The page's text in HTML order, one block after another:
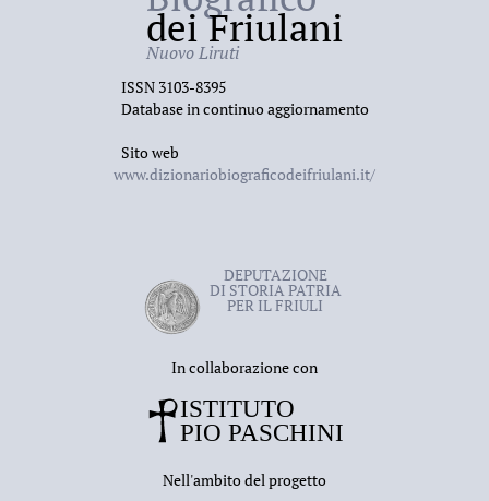
dei Friulani
Nuovo Liruti
ISSN 3103-8395
Database in continuo aggiornamento
Sito web
www.dizionariobiograficodeifriulani.it/
DEPUTAZIONE
DI STORIA PATRIA
PER IL FRIULI
In collaborazione con
Nell'ambito del progetto